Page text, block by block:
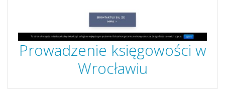
Prowadzenie księgowości w
Wrocławiu